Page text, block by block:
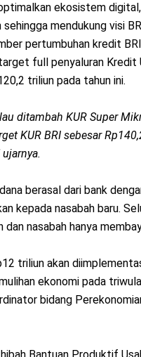
ekosistem
mendukung visi
pertumbuhan kredit
full penyaluran Kredit
triliun pada tahun ini.
ditambah KUR Super
KUR BRI sebesar
berasal dari bank
kepada nasabah baru.
nasabah hanya
triliun akan
ekonomi pada
bidang